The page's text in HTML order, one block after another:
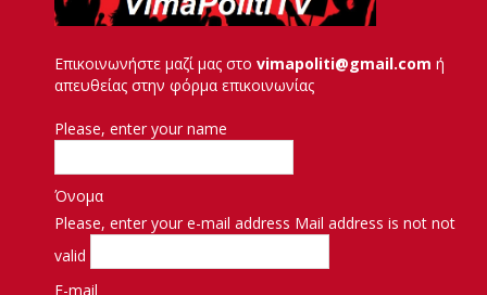
Επικοινωνήστε μαζί μας στο vimapoliti@gmail.com ή
απευθείας στην φόρμα επικοινωνίας
Please, enter your name
Όνομα
Please, enter your e-mail address Mail address is not not
valid
E-mail